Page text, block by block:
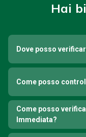
Hai
Dove posso
Come posso
Come posso
Immediata?